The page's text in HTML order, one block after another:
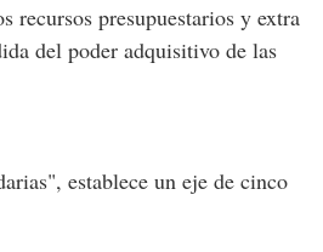
recursos presupuestarios y extra
del poder adquisitivo de las
establece un eje de cinco